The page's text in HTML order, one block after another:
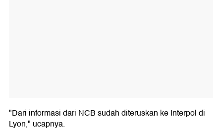
"Dari informasi dari NCB sudah diteruskan ke Interpol di
Lyon," ucapnya.